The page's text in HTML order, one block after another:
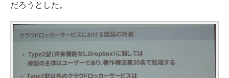
だろうとした。